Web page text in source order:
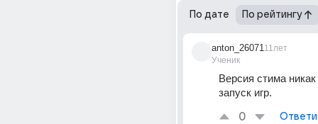
По дате По рейтингу
anton_26071
Ученик
11лет
Версия стима
запуск игр.
0